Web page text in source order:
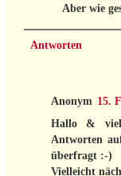
Aber wie
Antworten
Anonym 15.
Hallo &
Antworten
überfragt :-)
Vielleicht